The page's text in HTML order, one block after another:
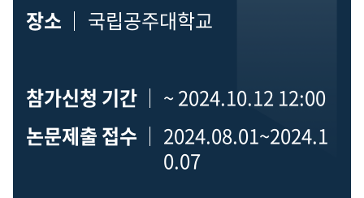
장소
국립공주대학교
참가신청 기간
~ 2024.10.12 12:00
논문제출 접수
2024.08.01~2024.1
0.07